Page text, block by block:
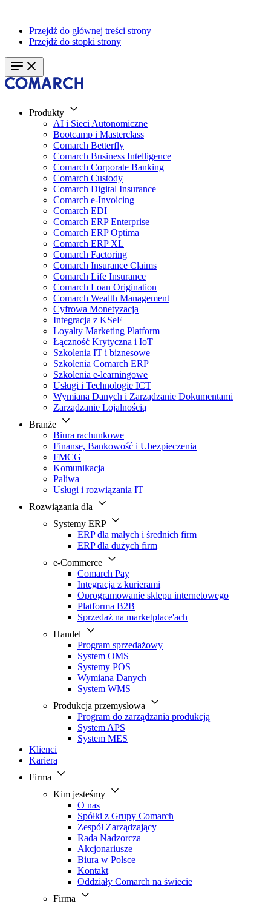
Przejdź do głównej treści strony
Przejdź do stopki strony
Produkty
AI i Sieci Autonomiczne
Bootcamp i Masterclass
Comarch Betterfly
Comarch Business Intelligence
Comarch Corporate Banking
Comarch Custody
Comarch Digital Insurance
Comarch e-Invoicing
Comarch EDI
Comarch ERP Enterprise
Comarch ERP Optima
Comarch ERP XL
Comarch Factoring
Comarch Insurance Claims
Comarch Life Insurance
Comarch Loan Origination
Comarch Wealth Management
Cyfrowa Monetyzacja
Integracja z KSeF
Loyalty Marketing Platform
Łączność Krytyczna i IoT
Szkolenia IT i biznesowe
Szkolenia Comarch ERP
Szkolenia e-learningowe
Usługi i Technologie ICT
Wymiana Danych i Zarządzanie Dokumentami
Zarządzanie Lojalnością
Branże
Biura rachunkowe
Finanse, Bankowość i Ubezpieczenia
FMCG
Komunikacja
Paliwa
Usługi i rozwiązania IT
Rozwiązania dla
Systemy ERP
ERP dla małych i średnich firm
ERP dla dużych firm
e-Commerce
Comarch Pay
Integracja z kurierami
Oprogramowanie sklepu internetowego
Platforma B2B
Sprzedaż na marketplace'ach
Handel
Program sprzedażowy
System OMS
Systemy POS
Wymiana Danych
System WMS
Produkcja przemysłowa
Program do zarządzania produkcją
System APS
System MES
Klienci
Kariera
Firma
Kim jesteśmy
O nas
Spółki z Grupy Comarch
Zespół Zarządzający
Rada Nadzorcza
Akcjonariusze
Biura w Polsce
Kontakt
Oddziały Comarch na świecie
Firma